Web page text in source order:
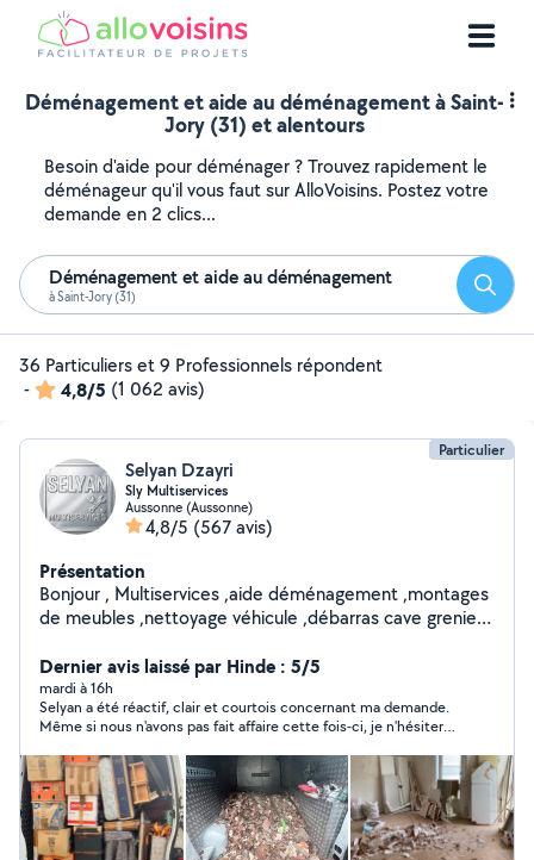
Déménagement et aide au déménagement à Saint-
Jory (31) et alentours
Besoin d'aide pour déménager ? Trouvez rapidement le
déménageur qu'il vous faut sur AlloVoisins. Postez votre
demande en 2 clics...
Déménagement et aide au déménagement
à Saint-Jory (31)
36 Particuliers et 9 Professionnels répondent
-
4,8/5 (1 062 avis)
Particulier
Selyan Dzayri
Sly Multiservices
Aussonne (Aussonne)
4,8/5 (567 avis)
Présentation
Bonjour , Multiservices ,aide déménagement ,montages
de meubles ,nettoyage véhicule ,débarras cave grenier
n'hésitez pas Possibilité d'être 3 ou 4 personnes selon
les besoins Snap: ssalih714
Dernier avis laissé par Hinde : 5/5
mardi à 16h
Selyan a été réactif, clair et courtois concernant ma demande.
Même si nous n'avons pas fait affaire cette fois-ci, je n'hésiterai